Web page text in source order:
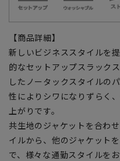
【商品詳細】
新しいビジネススタイルを
的なセットアップスラック
したノータックスタイルの
性によりシワになりずらく
上がりです。
共生地のジャケットを合わ
イルから、他のジャケット
で、様々な通勤スタイルを